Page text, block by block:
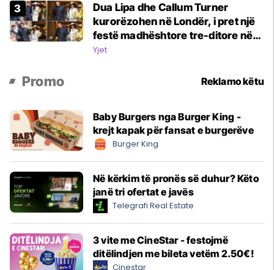
Dua Lipa dhe Callum Turner
kurorëzohen në Londër, i pret një
festë madhështore tre-ditore në
Itali
Yjet
Promo Reklamo këtu
Baby Burgers nga Burger King -
krejt kapak për fansat e burgerëve
Burger King
Në kërkim të pronës së duhur? Këto
janë tri ofertat e javës
Telegrafi Real Estate
3 vite me CineStar - festojmë
ditëlindjen me bileta vetëm 2.50€!
Cinestar